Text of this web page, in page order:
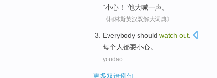
“小心 ！”他大喊一声。
《柯林斯英汉双解大词典》
Everybody should watch out.
每个人都要小心。
youdao
更多双语例句